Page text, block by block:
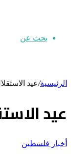
بحث عن
الرئيسية/عيد
عيد
أخبار فلسطين